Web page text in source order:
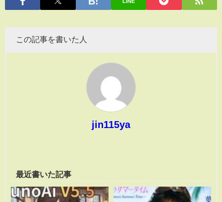
LINE
この記事を書いた人
jin115ya
最近書いた記事